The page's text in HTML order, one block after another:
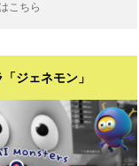
こちら
ジェネモン」